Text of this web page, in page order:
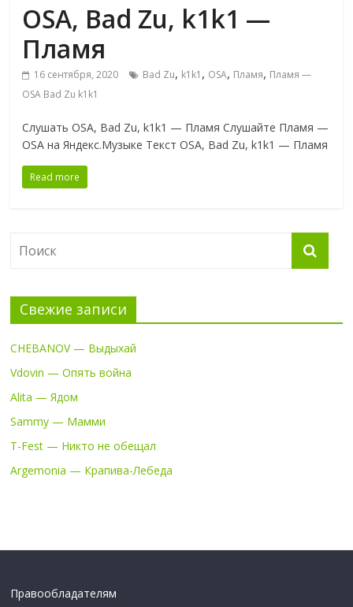
OSA, Bad Zu, k1k1 —
Пламя
16 сентября, 2020 Bad Zu, k1k1 , OSA, Пламя, Пламя —
OSA Bad Zu k1k1
Слушать OSA, Bad Zu, k1k1 — Пламя Слушайте Пламя —
OSA на Яндекс.Музыке Текст OSA, Bad Zu, k1k1 — Пламя
Read more
Свежие записи
CHEBANOV — Выдыхай
Vdovin — Опять война
Alita — Ядом
Sammy — Мамми
T-Fest — Никто не обещал
Argemonia — Крапива-Лебеда
Правообладателям